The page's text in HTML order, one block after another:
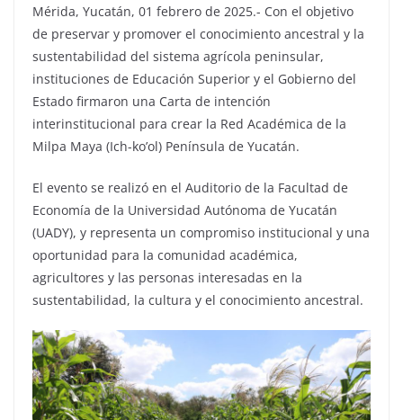
Mérida, Yucatán, 01 febrero de 2025.- Con el objetivo
de preservar y promover el conocimiento ancestral y la
sustentabilidad del sistema agrícola peninsular,
instituciones de Educación Superior y el Gobierno del
Estado firmaron una Carta de intención
interinstitucional para crear la Red Académica de la
Milpa Maya (Ich-ko’ol) Península de Yucatán.
El evento se realizó en el Auditorio de la Facultad de
Economía de la Universidad Autónoma de Yucatán
(UADY), y representa un compromiso institucional y una
oportunidad para la comunidad académica,
agricultores y las personas interesadas en la
sustentabilidad, la cultura y el conocimiento ancestral.